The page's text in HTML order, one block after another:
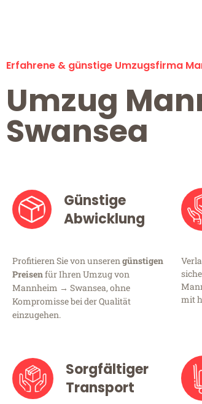
Erfahrene & günstige Umzugsfirma
Umzug
Swansea
Günstige
Abwicklung
Profitieren Sie von unserengünstigen
Preisenfür Ihren Umzug von
Mannheim → Swansea, ohne
Kompromisse bei der Qualität
einzugehen.
mit
Sorgfältiger
Transport